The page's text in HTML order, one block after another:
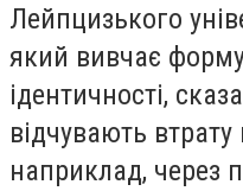
Лейпцизького
який вивчає
ідентичності,
відчувають
наприклад, через